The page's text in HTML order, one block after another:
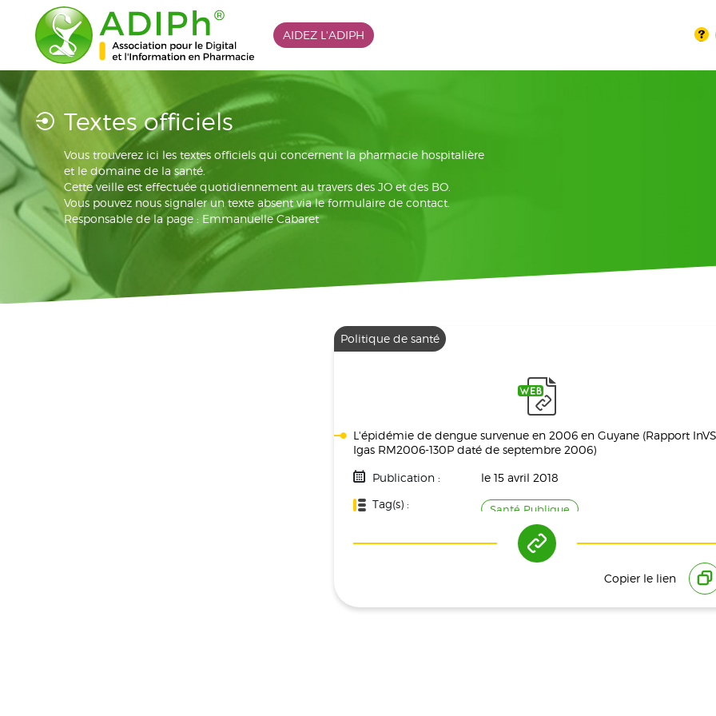
AIDEZ L'ADIPH
Textes officiels
Vous trouverez ici les textes officiels qui concernent la pharmacie hospitalière
et le domaine de la santé.
Cette veille est effectuée quotidiennement au travers des JO et des BO.
Vous pouvez nous signaler un texte absent via le formulaire de contact.
Responsable de la page : Emmanuelle Cabaret
Politique de santé
L'épidémie de dengue survenue en 2006 en Guyane (Rapport
Igas RM2006-130P daté de septembre 2006)
Publication :
le 15 avril 2018
Tag(s) :
Santé Publique
Copier le lien